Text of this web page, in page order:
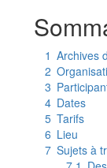
1 Archives
2
3
4 Dates
5 Tarifs
6 Lieu
7 Sujets à